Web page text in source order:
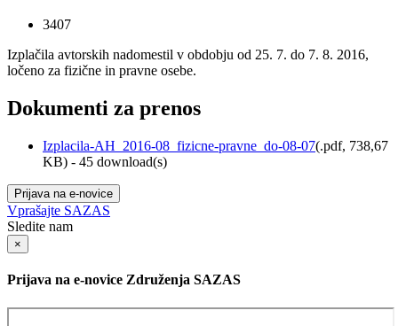
3407
Izplačila avtorskih nadomestil v obdobju od 25. 7. do 7. 8. 2016,
ločeno za fizične in pravne osebe.
Dokumenti za prenos
Izplacila-AH_2016-08_fizicne-pravne_do-08-07(.pdf, 738,67
KB) - 45 download(s)
Prijava na e-novice
Vprašajte SAZAS
Sledite nam
×
Prijava na e-novice Združenja SAZAS